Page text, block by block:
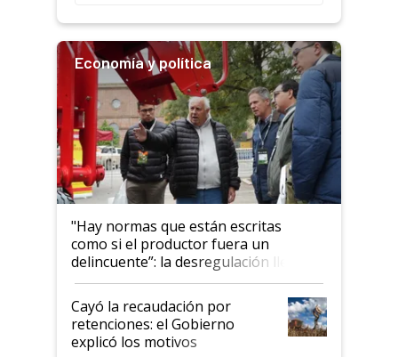
Economía y política
"Hay normas que están escritas
como si el productor fuera un
delincuente”: la desregulación llegó
al Congreso Aapresid y hasta se
habló del financiamiento al IPCVA
Cayó la recaudación por
retenciones: el Gobierno
explicó los motivos